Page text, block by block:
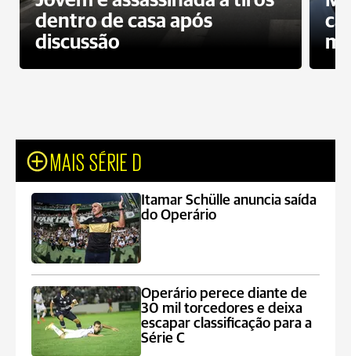
dentro de casa após
discussão
MAIS SÉRIE D
Itamar Schülle anuncia saída
do Operário
Operário perece diante de
30 mil torcedores e deixa
escapar classificação para a
Série C